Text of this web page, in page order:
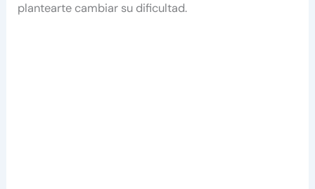
plantearte cambiar su dificultad.